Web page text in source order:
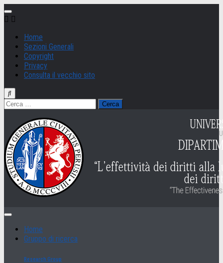
Salta
al
Home
Sezioni Generali
Copyright
Privacy
Consulta il vecchio sito
Ricerca
per:
Home
Gruppo di ricerca
Research Group